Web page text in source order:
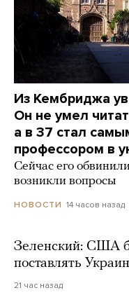
Из Кембриджа
Он не умел
а в 37 стал
профессором в
Сейчас его
возникли вопросы
НОВОСТИ 14 часов назад
Зеленский: США
поставлять
21 час назад